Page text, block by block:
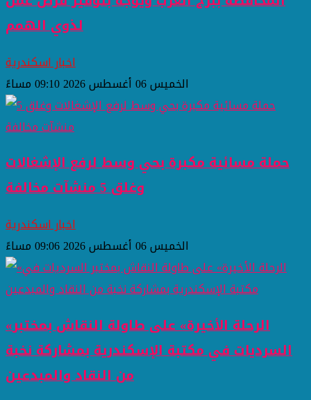
لذوي الهمم
اخبار اسكندرية
الخميس 06 أغسطس 2026 09:10 مساءً
حملة مسائية مكبرة بحي وسط لرفع الإشغالات
وغلق 5 منشآت مخالفة
اخبار اسكندرية
الخميس 06 أغسطس 2026 09:06 مساءً
«الرحلة الأخيرة» على طاولة النقاش بمختبر
السرديات في مكتبة الإسكندرية بمشاركة نخبة
من النقاد والمبدعين